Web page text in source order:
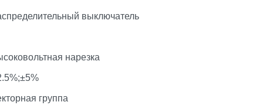
выключатель
нарезка
группа